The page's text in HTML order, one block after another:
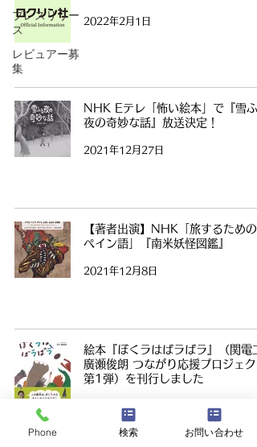
プレスリリー
ス
レビュアー募
集
2022年2月1日
NHK Eテレ「怖い絵本」で『雪ふ
夜の奇妙な話』放送決定！
2021年12月27日
【著者出演】NHK「旅するための
ペイン語」『南米妖怪図鑑』
2021年12月8日
絵本『ぼくラはばラばラ』（関電
廣瀬俊朗 つながり応援プロジェク
第1弾）を刊行しました
2021年11月1日
Phone 検索 お問い合わせ